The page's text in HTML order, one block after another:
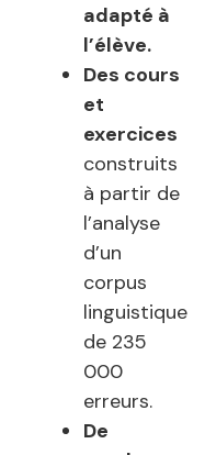
adapté à
l’élève.
Des cours
et
exercices
construits
à partir de
l’analyse
d’un
corpus
linguistique
de 235
000
erreurs.
De